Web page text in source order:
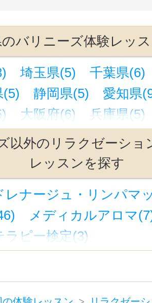
バリニーズ体験レッ
埼玉県(5)
千葉県(6)
静岡県(5)
愛知県
大阪府(6)
兵庫県(5)
以外のリラクゼーショ
レッスンを探す
レナージュ・リンパマ
メディカルアロマ
ラピー検定(3)
定(2)
アーユルヴェー
ラピー(1)
整体・矯正